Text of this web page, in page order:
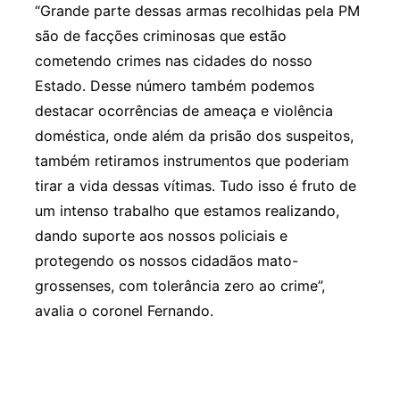
“Grande parte dessas armas recolhidas pela PM
são de facções criminosas que estão
cometendo crimes nas cidades do nosso
Estado. Desse número também podemos
destacar ocorrências de ameaça e violência
doméstica, onde além da prisão dos suspeitos,
também retiramos instrumentos que poderiam
tirar a vida dessas vítimas. Tudo isso é fruto de
um intenso trabalho que estamos realizando,
dando suporte aos nossos policiais e
protegendo os nossos cidadãos mato-
grossenses, com tolerância zero ao crime”,
avalia o coronel Fernando.